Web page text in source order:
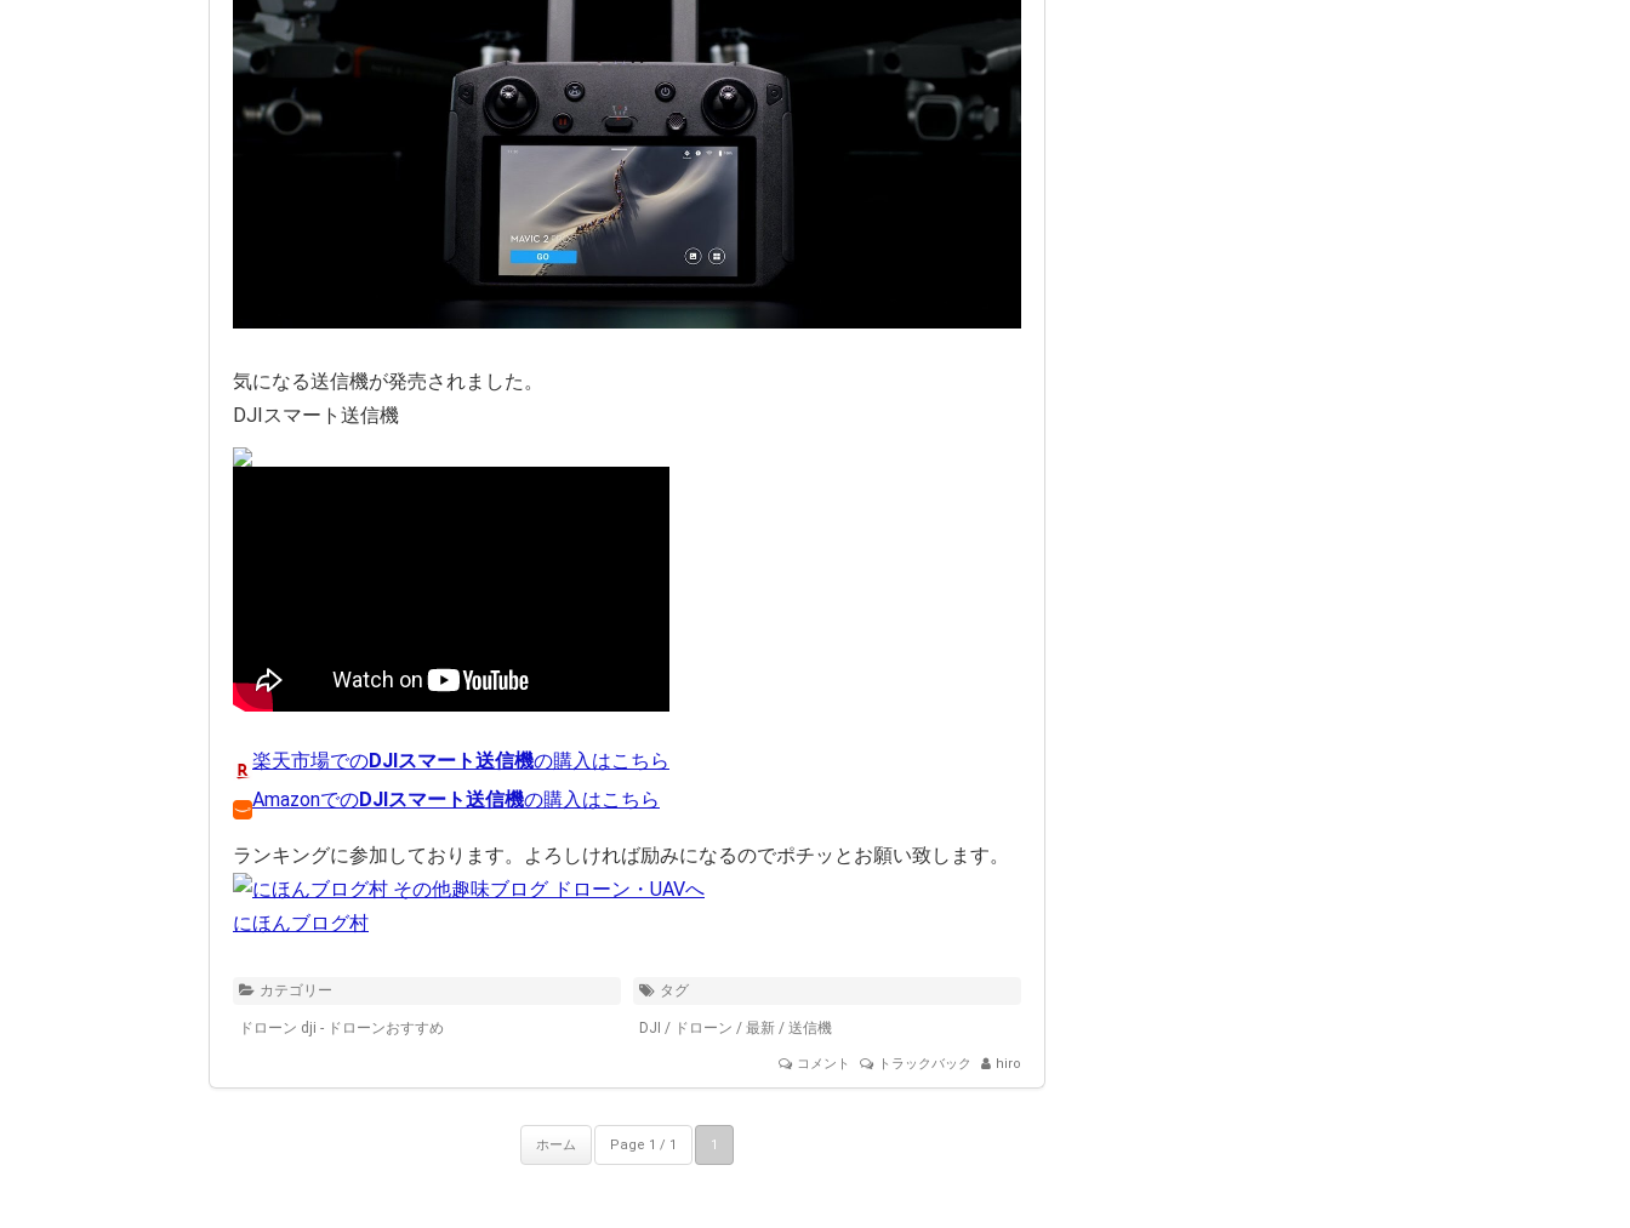
気になる送信機が発売されました。
DJIスマート送信機
楽天市場でのDJIスマート送信機の購入はこちら
AmazonでのDJIスマート送信機の購入はこちら
ランキングに参加しております。よろしければ励みになるのでポチッとお願い致します。
にほんブログ村
カテゴリー
ドローン dji - ドローンおすすめ
タグ
DJI / ドローン / 最新 / 送信機
コメント トラックバック hiro
ホーム Page 1 / 1 1